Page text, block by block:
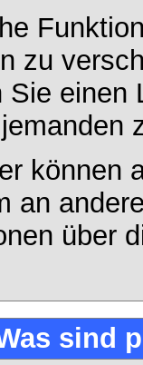
zu
Sie
können
an
über
sind